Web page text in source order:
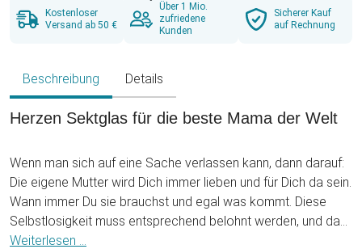
Kostenloser
Versand ab 50 €
Über 1 Mio.
zufriedene
Kunden
Sicherer Kauf
auf Rechnung
Beschreibung Details
Herzen Sektglas für die beste Mama der Welt
Wenn man sich auf eine Sache verlassen kann, dann darauf:
Die eigene Mutter wird Dich immer lieben und für Dich da sein.
Wann immer Du sie brauchst und egal was kommt. Diese
Selbstlosigkeit muss entsprechend belohnt werden, und das
hat sich mit einem einfachen Danke nicht erledigt. Doch wie
Weiterlesen ...